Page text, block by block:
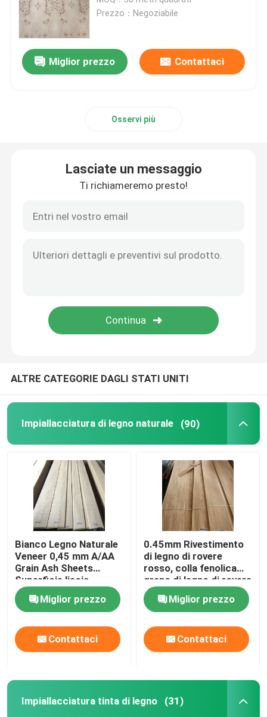
Impiallacciatura affumicata
Impiallacciatura costruita di legno
Burl Wood Veneer
Fascia di bordo di legno
Compensato dell'impiallacciatura del legno duro
Prezzo：Negoziabile
Miglior prezzo Contattaci
Osservi più
Lasciate un messaggio
Ti richiameremo presto!
ALTRE CATEGORIE DAGLI STATI UNITI
Impiallacciatura di legno naturale (90)
Bianco Legno Naturale
Veneer 0,45 mm A/AA
Grain Ash Sheets
Superficie liscia
Miglior prezzo
Contattaci
0.45mm Rivestimento
di legno di rovere
rosso, colla fenolica
grano di legno di rovere
naturale
Miglior prezzo
Contattaci
Impiallacciatura tinta di legno (31)